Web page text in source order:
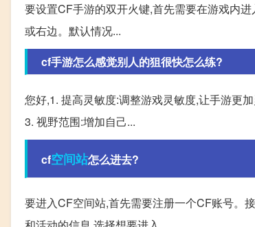
要设置CF手游的双开火键,首先需要在游戏内进
或右边。默认情况...
cf手游怎么感觉别人的狙很快怎么练?
您好,1. 提高灵敏度:调整游戏灵敏度,让手游更
3. 视野范围:增加自己...
cf空间站怎么进去?
要进入CF空间站,首先需要注册一个CF账号。